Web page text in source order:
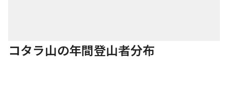
コタラ山の年間登山者分布